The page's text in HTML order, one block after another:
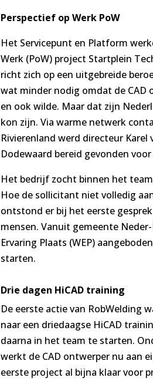
Perspectief op Werk PoW
Het Servicepunt en Platform
Werk (PoW) project Startplein
richt zich op een uitgebreide
wat minder nodig omdat de CAD
en ook wilde. Maar dat zijn
kon zijn. Via warme netwerk
Rivierenland werd directeur
Dodewaard bereid gevonden
Het bedrijf zocht binnen het
Hoe de sollicitant niet volledig
ontstond er bij het eerste
mensen. Vanuit gemeente
Ervaring Plaats (WEP)
starten.
Drie dagen HiCAD training
De eerste actie van RobWelding
naar een driedaagse HiCAD
daarna in het team te starten.
werkt de CAD ontwerper nu aan
eerste project al bijna klaar voor